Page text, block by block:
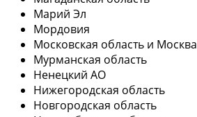
Марий Эл
Мордовия
Московская область и Москва
Мурманская область
Ненецкий АО
Нижегородская область
Новгородская область